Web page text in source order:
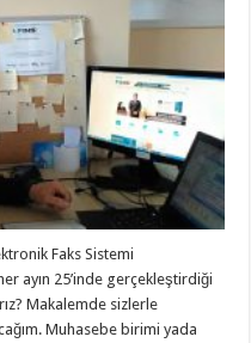
Faks Sistemi
ayın 25’inde gerçekleştirdiği
Makalemde sizlerle
Muhasebe birimi yada